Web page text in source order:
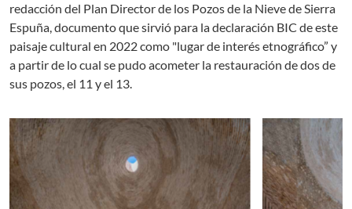
redacción del Plan Director de los Pozos de la Nieve de Sierra
Espuña, documento que sirvió para la declaración BIC de este
paisaje cultural en 2022 como "lugar de interés etnográfico” y
a partir de lo cual se pudo acometer la restauración de dos de
sus pozos, el 11 y el 13.